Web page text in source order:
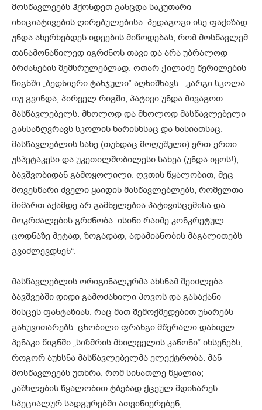
მოსწავლეებს ჰქონდეთ განცდა საკუთარი
ინიციატივების ღირებულებისა. პედაგოგი ისე ფაქიზად
უნდა ახერხებდეს იდეების მიწოდებას, რომ მოსწავლემ
თანამონაწილედ იგრძნოს თავი და არა უბრალოდ
ბრძანების შემსრულებლად. ოთარ ჭილაძე წერილების
წიგნში „ბედნიერი ტანჯული“ აღნიშნავს: „კარგი სკოლა
თუ გვინდა, პირველ რიგში, პატივი უნდა მივაგოთ
მასწავლებელს. მხოლოდ და მხოლოდ მასწავლებელი
განსაზღვრავს სკოლის ხარისხსაც და ხასიათსაც.
მასწავლებლის სახე (თუნდაც მოღუშული) ერთ-ერთი
უსპეტაკესი და უკეთილშობილესი სახეა (უნდა იყოს!),
ბავშვობიდან გამოყოლილი. ღვთის წყალობით, მეც
მოვესწარი ძველი ყაიდის მასწავლებლებს, რომელთა
მიმართ აქამდე არ გამნელებია პატივისცემისა და
მოკრძალების გრძნობა. ისინი რაიმე კონკრეტულ
ცოდნაზე მეტად, ზოგადად, ადამიანობის მაგალითებს
გვაძლევდნენ“.
მასწავლებლის ორიგინალურმა ახსნამ შეიძლება
ბავშვებში დიდი გამოძახილი პოვოს და გასაქანი
მისცეს ფანტაზიას, რაც მათ შემოქმედებით უნარებს
განუვითარებს. ცნობილი ფრანგი მწერალი დანიელ
პენაკი წიგნში „სიზმრის მხილველის კანონი“ იხსენებს,
როგორ აუხსნა მასწავლებელმა ელექტრობა. მან
მოსწავლეებს უთხრა, რომ სინათლე წყალია;
კაშხლების წყალობით ტბებად ქცეულ მდინარეს
სპეციალურ სადგურებში ათვინიერებენ;